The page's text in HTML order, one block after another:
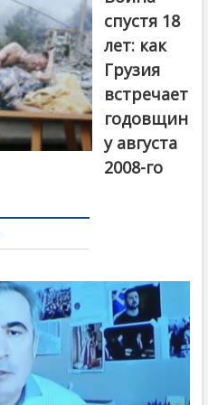
Первый канал
спустя 18
лет: как
Грузия
встречает
годовщин
у августа
2008-го